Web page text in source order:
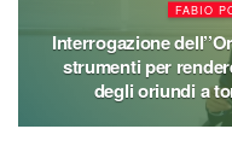
FABIO
Interrogazione
strumenti per
degli oriundi a